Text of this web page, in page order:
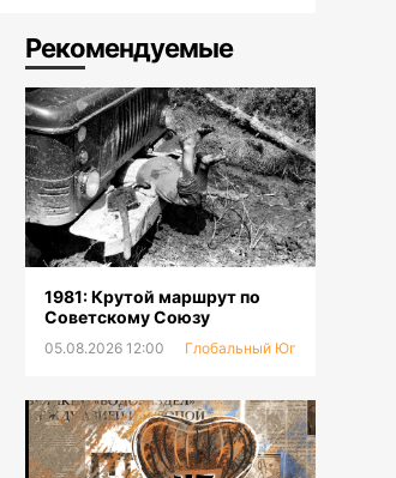
Рекомендуемые
1981: Крутой маршрут по
Советскому Союзу
05.08.2026 12:00 Глобальный Юг